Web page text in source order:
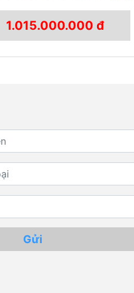
1.015.000.000 đ
Gửi